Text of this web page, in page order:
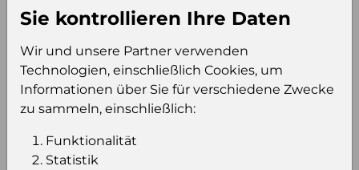
Palette
Einloggen um den Preis zu
sehen
sehen und/oder dieses Produkt zu kaufen.
Sie kontrollieren Ihre Daten
Wir und unsere Partner verwenden
Technologien, einschließlich Cookies, um
Informationen über Sie für verschiedene Zwecke
zu sammeln, einschließlich:
Funktionalität
Statistik